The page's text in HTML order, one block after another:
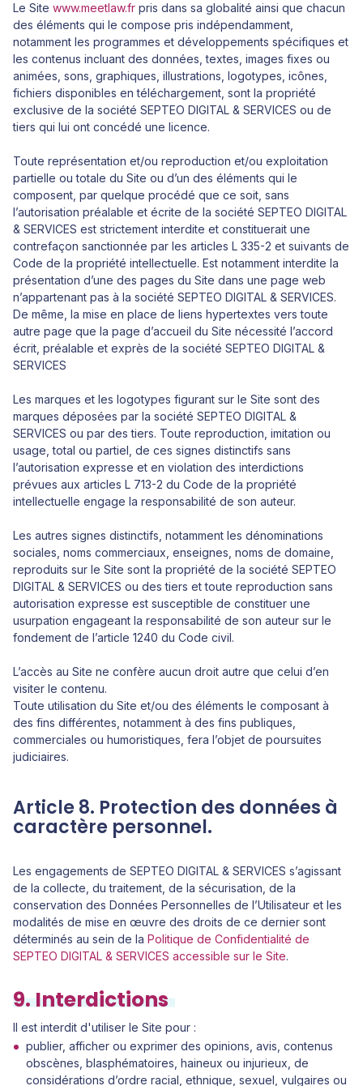
Le Site www.meetlaw.fr pris dans sa globalité ainsi que chacun
des éléments qui le compose pris indépendamment,
notamment les programmes et développements spécifiques et
les contenus incluant des données, textes, images fixes ou
animées, sons, graphiques, illustrations, logotypes, icônes,
fichiers disponibles en téléchargement, sont la propriété
exclusive de la société SEPTEO DIGITAL & SERVICES ou de
tiers qui lui ont concédé une licence.
Toute représentation et/ou reproduction et/ou exploitation
partielle ou totale du Site ou d’un des éléments qui le
composent, par quelque procédé que ce soit, sans
l’autorisation préalable et écrite de la société SEPTEO DIGITAL
& SERVICES est strictement interdite et constituerait une
contrefaçon sanctionnée par les articles L 335-2 et suivants de
Code de la propriété intellectuelle. Est notamment interdite la
présentation d’une des pages du Site dans une page web
n’appartenant pas à la société SEPTEO DIGITAL & SERVICES.
De même, la mise en place de liens hypertextes vers toute
autre page que la page d’accueil du Site nécessité l’accord
écrit, préalable et exprès de la société SEPTEO DIGITAL &
SERVICES
Les marques et les logotypes figurant sur le Site sont des
marques déposées par la société SEPTEO DIGITAL &
SERVICES ou par des tiers. Toute reproduction, imitation ou
usage, total ou partiel, de ces signes distinctifs sans
l’autorisation expresse et en violation des interdictions
prévues aux articles L 713-2 du Code de la propriété
intellectuelle engage la responsabilité de son auteur.
Les autres signes distinctifs, notamment les dénominations
sociales, noms commerciaux, enseignes, noms de domaine,
reproduits sur le Site sont la propriété de la société SEPTEO
DIGITAL & SERVICES ou des tiers et toute reproduction sans
autorisation expresse est susceptible de constituer une
usurpation engageant la responsabilité de son auteur sur le
fondement de l’article 1240 du Code civil.
L’accès au Site ne confère aucun droit autre que celui d’en
visiter le contenu.
Toute utilisation du Site et/ou des éléments le composant à
des fins différentes, notamment à des fins publiques,
commerciales ou humoristiques, fera l’objet de poursuites
judiciaires.
Article 8. Protection des données à
caractère personnel.
Les engagements de SEPTEO DIGITAL & SERVICES s’agissant
de la collecte, du traitement, de la sécurisation, de la
conservation des Données Personnelles de l’Utilisateur et les
modalités de mise en œuvre des droits de ce dernier sont
déterminés au sein de la Politique de Confidentialité de
SEPTEO DIGITAL & SERVICES accessible sur le Site.
9. Interdictions
Il est interdit d'utiliser le Site pour :
publier, afficher ou exprimer des opinions, avis, contenus
obscènes, blasphématoires, haineux ou injurieux, de
considérations d’ordre racial, ethnique, sexuel, vulgaires ou